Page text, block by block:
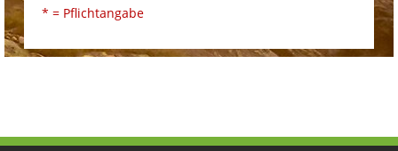
* = Pflichtangabe